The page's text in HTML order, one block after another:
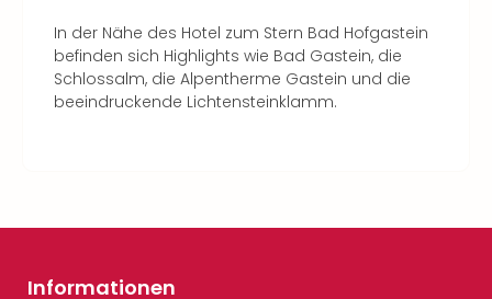
In der Nähe des Hotel zum Stern Bad Hofgastein
befinden sich Highlights wie Bad Gastein, die
Schlossalm, die Alpentherme Gastein und die
beeindruckende Lichtensteinklamm.
Informationen